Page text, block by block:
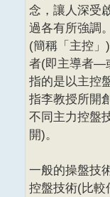
念，讓人深受
過各有所強調
(簡稱「主控」
者(即主導者—
指的是以主控
指李教授所開
不同主力控盤
開)。
一般的操盤技
控盤技術(比較